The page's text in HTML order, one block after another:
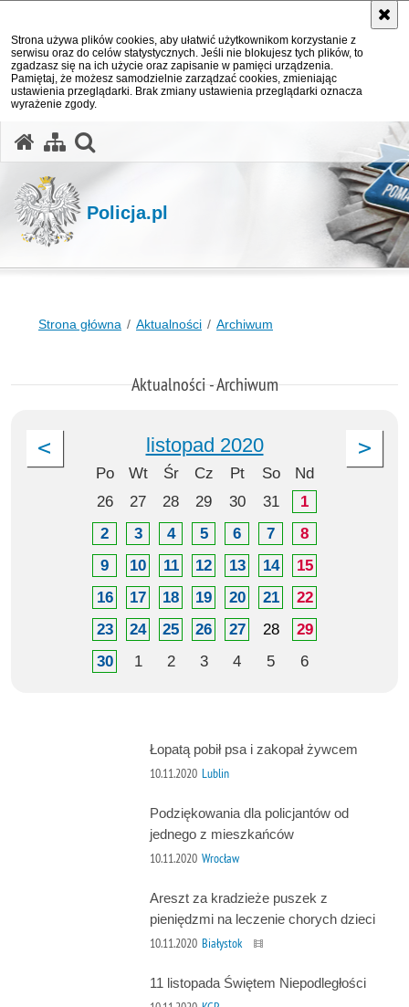
Strona używa plików cookies, aby ułatwić użytkownikom korzystanie z
serwisu oraz do celów statystycznych. Jeśli nie blokujesz tych plików, to
zgadzasz się na ich użycie oraz zapisanie w pamięci urządzenia.
Pamiętaj, że możesz samodzielnie zarządzać cookies, zmieniając
ustawienia przeglądarki. Brak zmiany ustawienia przeglądarki oznacza
wyrażenie zgody.
Policja.pl
Strona główna Aktualności Archiwum
Aktualności - Archiwum
listopad 2020
Po Wt Śr Cz Pt So
Nd
26
27 28 29 30 31
1
2
3 4 5 6 7
8
9
10 11 12 13 14
15
16
17 18 19 20 21
22
23
24 25 26 27 28
29
30
1 2 3 4 5 6
Łopatą pobił psa i zakopał żywcem
10.11.2020 Lublin
Podziękowania dla policjantów od
jednego z mieszkańców
10.11.2020 Wrocław
Areszt za kradzieże puszek z
pieniędzmi na leczenie chorych dzieci
10.11.2020 Białystok
11 listopada Świętem Niepodległości